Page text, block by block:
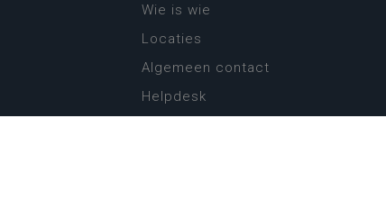
Wie is wie
Locaties
Algemeen contact
Helpdesk